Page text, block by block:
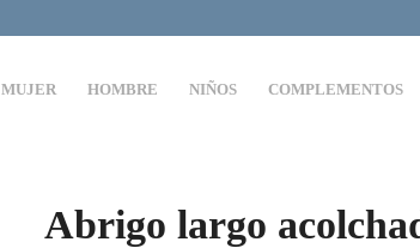
MUJER HOMBRE NIÑOS COMPLEMENTOS
Abrigo largo